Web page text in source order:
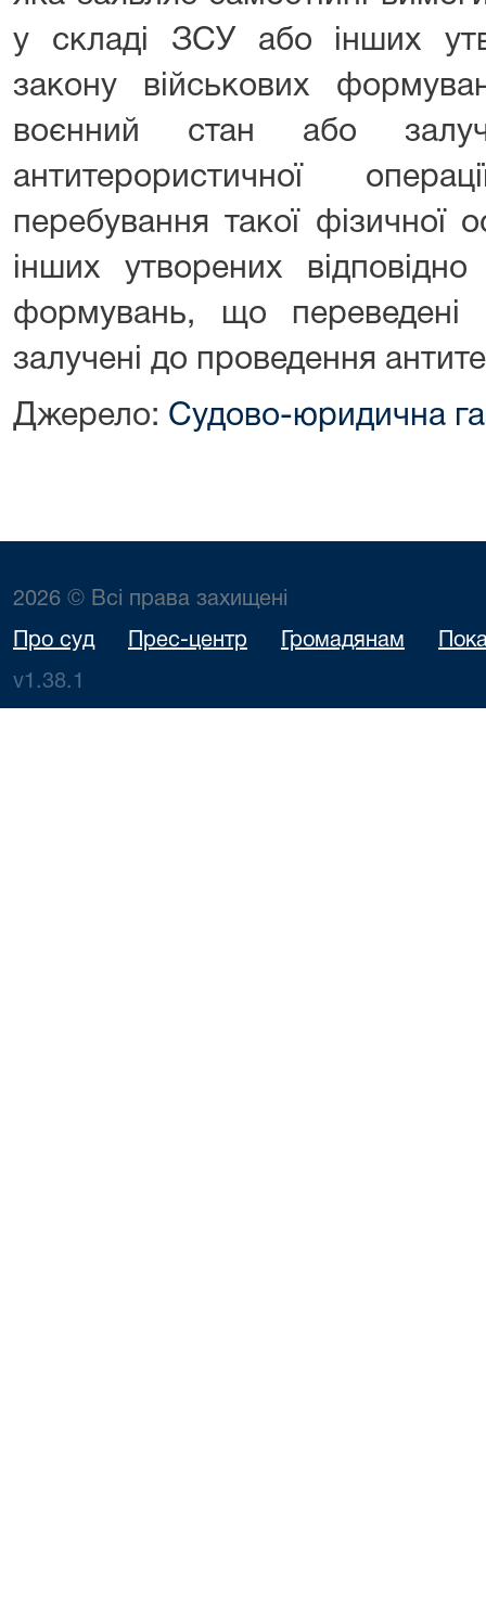
у складі ЗСУ або інших
закону військових
воєнний стан або
антитерористичної
перебування такої фізичної
інших утворених
формувань, що
залучені до проведення
Джерело: Судово-юридична
2026 © Всі права захищені
Про суд Прес-центр Громадянам
v1.38.1